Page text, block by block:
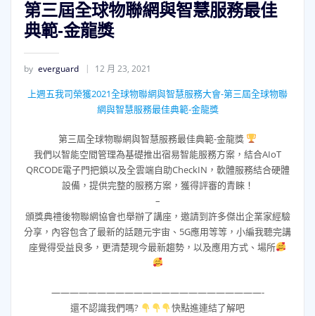
第三屆全球物聯網與智慧服務最佳
典範-金龍獎
by everguard 12 月 23, 2021
上週五我司榮獲2021全球物聯網與智慧服務大會-第三屆全球物聯
網與智慧服務最佳典範-金龍獎
第三屆全球物聯網與智慧服務最佳典範-金龍獎
我們以智能空間管理為基礎推出宿易智能服務方案，結合AIoT
QRCODE電子門把鎖以及全雲端自助CheckIN，軟體服務結合硬體
設備，提供完整的服務方案，獲得評審的青睞！
–
頒獎典禮後物聯網協會也舉辦了講座，邀請到許多傑出企業家經驗
分享，內容包含了最新的話題元宇宙、5G應用等等，小編我聽完講
座覺得受益良多，更清楚現今最新趨勢，以及應用方式、場所
———————————————————————-
還不認識我們嗎?
快點進連結了解吧